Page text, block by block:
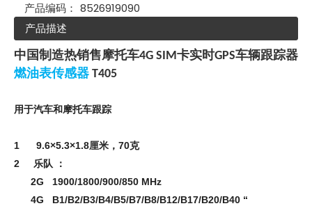
产品编码： 8526919090
产品描述
中国制造热销售摩托车4G SIM卡实时GPS车辆跟踪器
燃油表传感器 T405
用于汽车和摩托车跟踪
1 9.6×5.3×1.8厘米，70克
2 乐队 ：
2G 1900/1800/900/850 MHz
4G B1/B2/B3/B4/B5/B7/B8/B12/B17/B20/B40 “